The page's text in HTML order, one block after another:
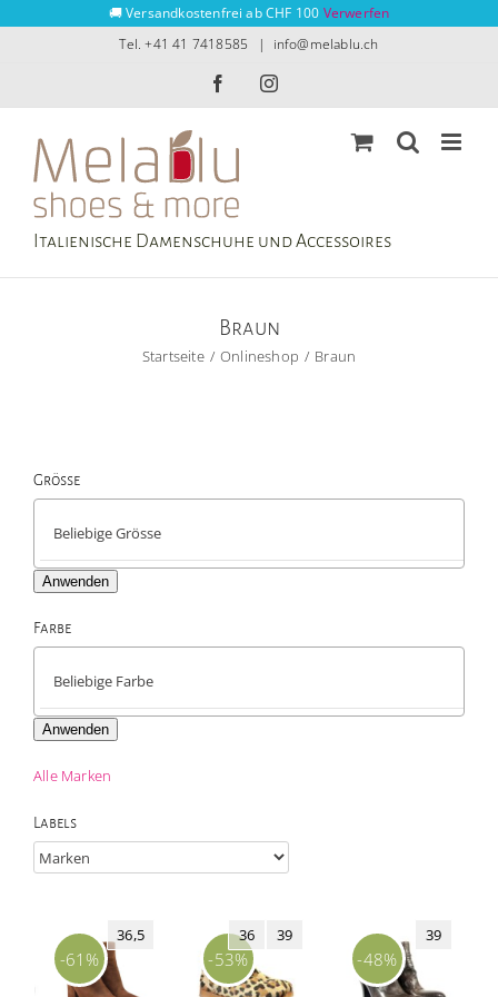
🚚 Versandkostenfrei ab CHF 100 Verwerfen
Tel. +41 41 7418585 | info@melablu.ch
FacebookInstagram
Italienische Damenschuhe und Accessoires
Braun
Startseite Onlineshop Braun
-61%
36,5
-53%
36 39
-48%
39
Grösse
Anwenden
Farbe
Anwenden
Alle Marken
Labels